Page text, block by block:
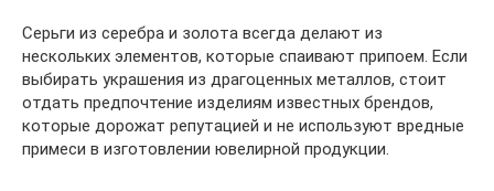
Серьги из серебра и золота всегда делают из
нескольких элементов, которые спаивают припоем. Если
выбирать украшения из драгоценных металлов, стоит
отдать предпочтение изделиям известных брендов,
которые дорожат репутацией и не используют вредные
примеси в изготовлении ювелирной продукции.